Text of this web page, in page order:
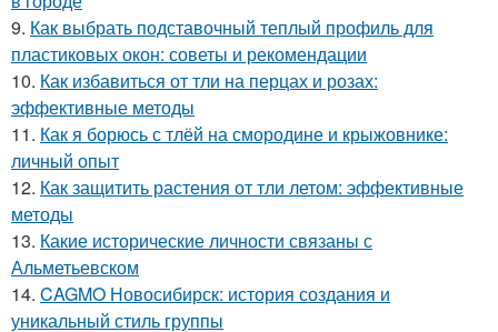
9. Как выбрать подставочный теплый профиль для
пластиковых окон: советы и рекомендации
10. Как избавиться от тли на перцах и розах:
эффективные методы
11. Как я борюсь с тлёй на смородине и крыжовнике:
личный опыт
12. Как защитить растения от тли летом: эффективные
методы
13. Какие исторические личности связаны с
Альметьевском
14. CAGMO Новосибирск: история создания и
уникальный стиль группы